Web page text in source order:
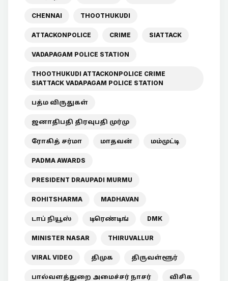
CHENNAI THOOTHUKUDI
ATTACKONPOLICE CRIME SIATTACK
VADAPAGAM POLICE STATION
THOOTHUKUDI ATTACKONPOLICE CRIME
SIATTACK VADAPAGAM POLICE STATION
பத்ம விருதுகள்
ஜனாதிபதி திரவுபதி முர்மு
ரோகித் சர்மா மாதவன் மம்முட்டி
PADMA AWARDS
PRESIDENT DRAUPADI MURMU
ROHITSHARMA MADHAVAN
டாப் நியூஸ் டிரெண்டிங் DMK
MINISTER NASAR THIRUVALLUR
VIRAL VIDEO திமுக திருவள்ளூர்
பால்வளத்துறை அமைச்சர் நாசர் விசிக